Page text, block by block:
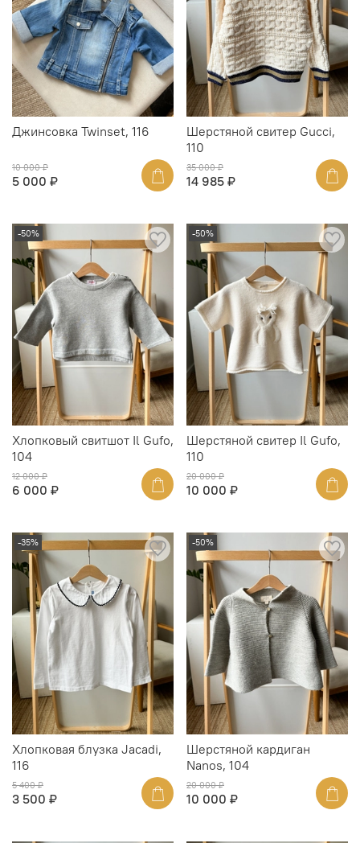
Джинсовка Twinset, 116
10 000 ₽
5 000 ₽
Шерстяной свитер Gucci,
110
35 000 ₽
14 985 ₽
-50%
Хлопковый свитшот Il Gufo,
104
12 000 ₽
6 000 ₽
-50%
Шерстяной свитер Il Gufo,
110
20 000 ₽
10 000 ₽
-35%
Хлопковая блузка Jacadi,
116
5 400 ₽
3 500 ₽
-50%
Шерстяной кардиган
Nanos, 104
20 000 ₽
10 000 ₽